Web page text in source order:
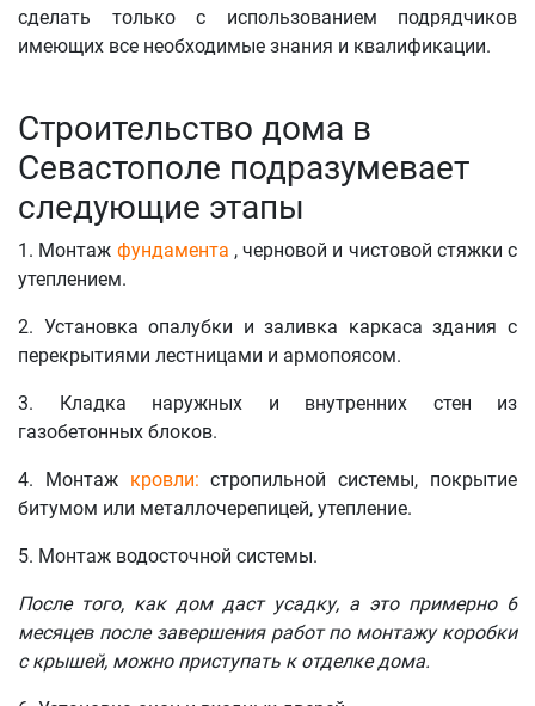
сделать только с использованием подрядчиков
имеющих все необходимые знания и квалификации.
Строительство дома в
Севастополе подразумевает
следующие этапы
1. Монтаж фундамента , черновой и чистовой стяжки с
утеплением.
2. Установка опалубки и заливка каркаса здания с
перекрытиями лестницами и армопоясом.
3. Кладка наружных и внутренних стен из
газобетонных блоков.
4. Монтаж кровли: стропильной системы, покрытие
битумом или металлочерепицей, утепление.
5. Монтаж водосточной системы.
После того, как дом даст усадку, а это примерно 6
месяцев после завершения работ по монтажу коробки
с крышей, можно приступать к отделке дома.